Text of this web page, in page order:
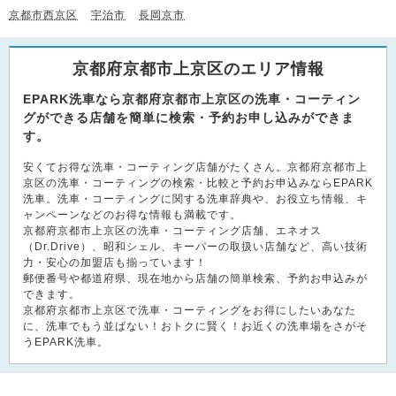
京都市西京区
宇治市 長岡京市
京都府京都市上京区のエリア情報
EPARK洗車なら京都府京都市上京区の洗車・コーティン
グができる店舗を簡単に検索・予約お申し込みができま
す。
安くてお得な洗車・コーティング店舗がたくさん。京都府京都市上
京区の洗車・コーティングの検索・比較と予約お申込みならEPARK
洗車。洗車・コーティングに関する洗車辞典や、お役立ち情報、キ
ャンペーンなどのお得な情報も満載です。
京都府京都市上京区の洗車・コーティング店舗、エネオス
（Dr.Drive）、昭和シェル、キーパーの取扱い店舗など、高い技術
力・安心の加盟店も揃っています！
郵便番号や都道府県、現在地から店舗の簡単検索、予約お申込みが
できます。
京都府京都市上京区で洗車・コーティングをお得にしたいあなた
に、洗車でもう並ばない！おトクに賢く！お近くの洗車場をさがそ
うEPARK洗車。